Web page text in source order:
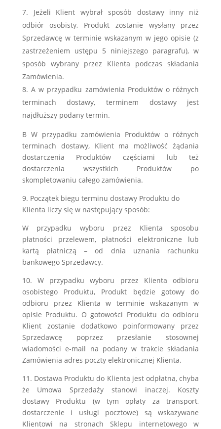
Jeżeli Klient wybrał sposób dostawy inny niż
odbiór osobisty, Produkt zostanie wysłany przez
Sprzedawcę w terminie wskazanym w jego opisie (z
zastrzeżeniem ustępu 5 niniejszego paragrafu), w
sposób wybrany przez Klienta podczas składania
Zamówienia.
A w przypadku zamówienia Produktów o różnych
terminach dostawy, terminem dostawy jest
najdłuższy podany termin.
B W przypadku zamówienia Produktów o różnych
terminach dostawy, Klient ma możliwość żądania
dostarczenia Produktów częściami lub też
dostarczenia wszystkich Produktów po
skompletowaniu całego zamówienia.
9. Początek biegu terminu dostawy Produktu do
Klienta liczy się w następujący sposób:
W przypadku wyboru przez Klienta sposobu
płatności przelewem, płatności elektroniczne lub
kartą płatniczą – od dnia uznania rachunku
bankowego Sprzedawcy.
10. W przypadku wyboru przez Klienta odbioru
osobistego Produktu, Produkt będzie gotowy do
odbioru przez Klienta w terminie wskazanym w
opisie Produktu. O gotowości Produktu do odbioru
Klient zostanie dodatkowo poinformowany przez
Sprzedawcę poprzez przesłanie stosownej
wiadomości e-mail na podany w trakcie składania
Zamówienia adres poczty elektronicznej Klienta.
11. Dostawa Produktu do Klienta jest odpłatna, chyba
że Umowa Sprzedaży stanowi inaczej. Koszty
dostawy Produktu (w tym opłaty za transport,
dostarczenie i usługi pocztowe) są wskazywane
Klientowi na stronach Sklepu internetowego w